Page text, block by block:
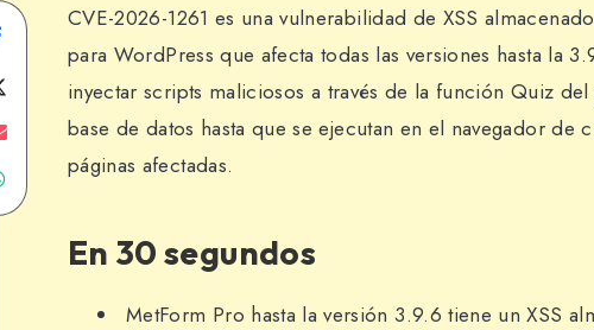
Share
on
Facebook
on
Share
Share
WhatsApp
CVE-2026-1261 es una vulnerabilidad de XSS
para WordPress que afecta todas las versiones hasta la
inyectar scripts maliciosos a través de la función Quiz
base de datos hasta que se ejecutan en el navegador de
páginas afectadas.
En 30 segundos
MetForm Pro hasta la versión 3.9.6 tiene un XSS